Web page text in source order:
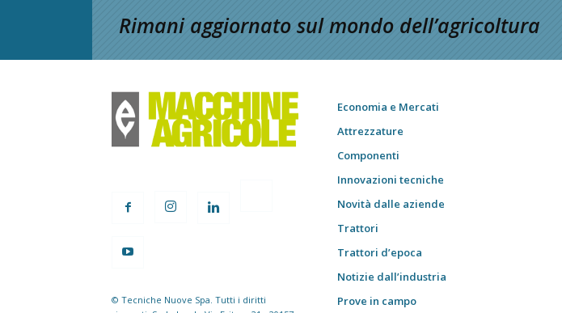
Rimani aggiornato sul mondo dell’agricoltura
© Tecniche Nuove Spa. Tutti i diritti
Economia e Mercati
Attrezzature
Componenti
Innovazioni tecniche
Novità dalle aziende
Trattori
Trattori d’epoca
Notizie dall’industria
Prove in campo